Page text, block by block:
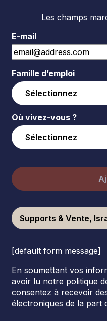
Les champs
E-mail
Famille d’emploi
Où vivez-vous ?
Supports & Vente,
[default form message]
En soumettant vos
avoir lu notre politique
consentez à recevoir
électroniques de la part